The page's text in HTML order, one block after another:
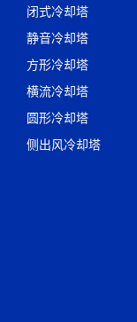
闭式冷却塔
静音冷却塔
方形冷却塔
横流冷却塔
圆形冷却塔
侧出风冷却塔